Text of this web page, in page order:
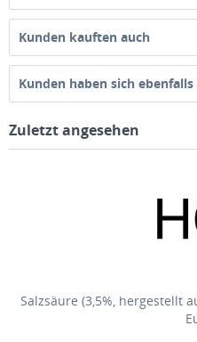
Kunden kauften auch
Kunden haben sich ebenfalls
Zuletzt angesehen
Salzsäure (3,5%, hergestellt